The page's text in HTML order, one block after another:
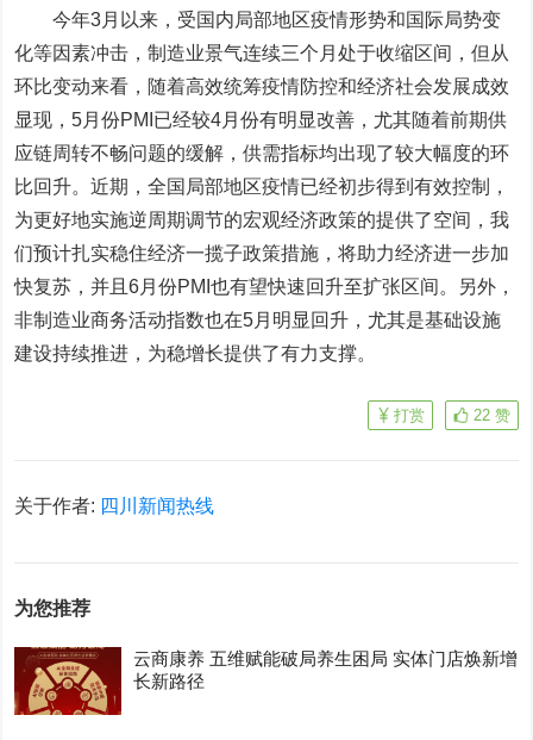
今年3月以来，受国内局部地区疫情形势和国际局势变
化等因素冲击，制造业景气连续三个月处于收缩区间，但从
环比变动来看，随着高效统筹疫情防控和经济社会发展成效
显现，5月份PMI已经较4月份有明显改善，尤其随着前期供
应链周转不畅问题的缓解，供需指标均出现了较大幅度的环
比回升。近期，全国局部地区疫情已经初步得到有效控制，
为更好地实施逆周期调节的宏观经济政策的提供了空间，我
们预计扎实稳住经济一揽子政策措施，将助力经济进一步加
快复苏，并且6月份PMI也有望快速回升至扩张区间。另外，
非制造业商务活动指数也在5月明显回升，尤其是基础设施
建设持续推进，为稳增长提供了有力支撑。
22 赞
打赏
关于作者: 四川新闻热线
为您推荐
云商康养 五维赋能破局养生困局 实体门店焕新增
长新路径